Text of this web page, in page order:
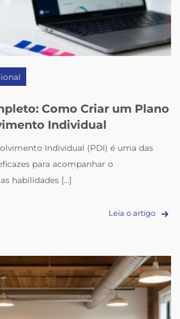
Como Criar um Plano
Individual
Individual (PDI) é uma das
para acompanhar o
habilidades [...]
Leia o artigo